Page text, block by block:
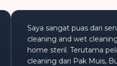
Saya sangat puas
cleaning and wet
home steril.
cleaning dari Pak